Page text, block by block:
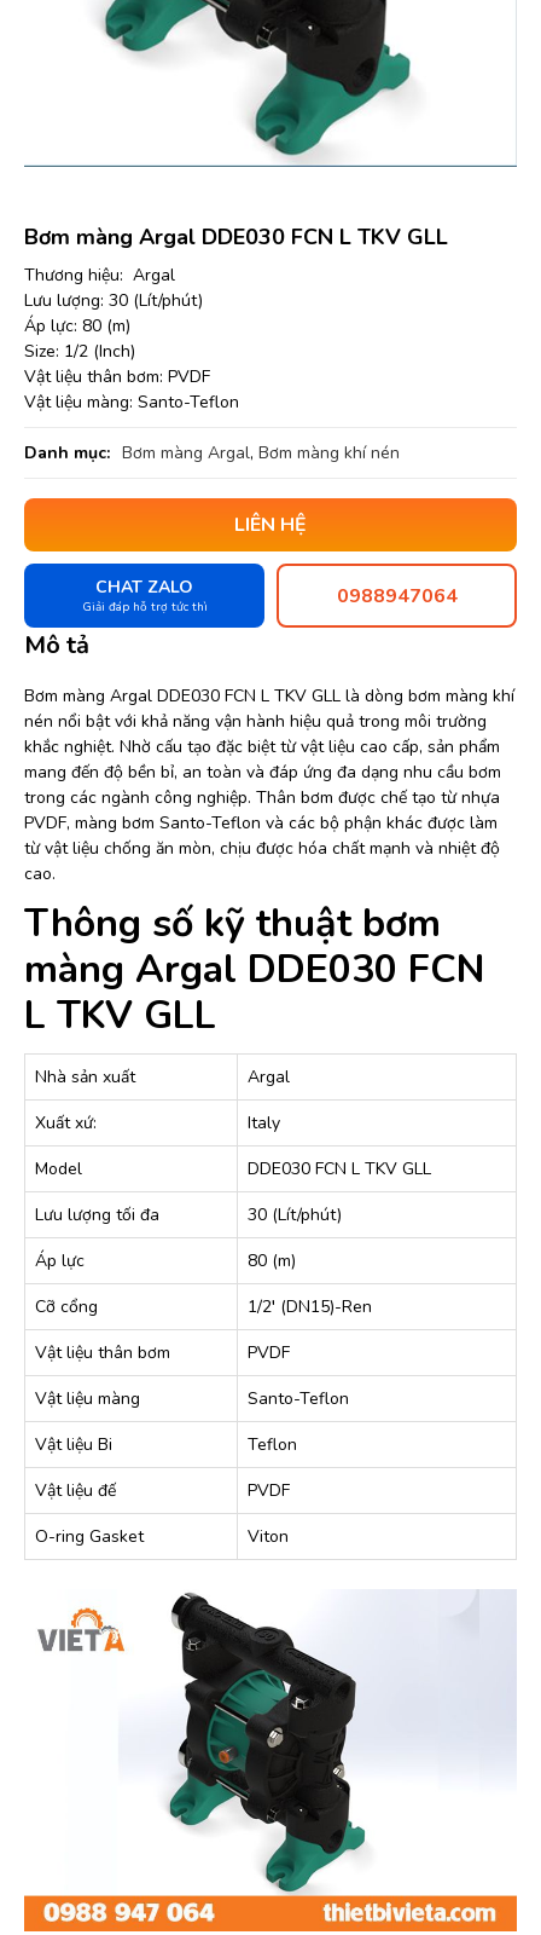
Bơm màng Argal DDE030 FCN L TKV GLL
Thương hiệu: Argal
Lưu lượng: 30 (Lít/phút)
Áp lực: 80 (m)
Size: 1/2 (Inch)
Vật liệu thân bơm: PVDF
Vật liệu màng: Santo-Teflon
Danh mục: Bơm màng Argal, Bơm màng khí nén
LIÊN HỆ
CHAT ZALO
Giải đáp hỗ trợ tức thì 0988947064
Mô tả
Bơm màng Argal DDE030 FCN L TKV GLL là dòng bơm màng khí
nén nổi bật với khả năng vận hành hiệu quả trong môi trường
khắc nghiệt. Nhờ cấu tạo đặc biệt từ vật liệu cao cấp, sản phẩm
mang đến độ bền bỉ, an toàn và đáp ứng đa dạng nhu cầu bơm
trong các ngành công nghiệp. Thân bơm được chế tạo từ nhựa
PVDF, màng bơm Santo-Teflon và các bộ phận khác được làm
từ vật liệu chống ăn mòn, chịu được hóa chất mạnh và nhiệt độ
cao.
Thông số kỹ thuật bơm
màng Argal DDE030 FCN
L TKV GLL
Nhà sản xuất
Argal
Xuất xứ:
Italy
Model
DDE030 FCN L TKV GLL
Lưu lượng tối đa
30 (Lít/phút)
Áp lực
80 (m)
Cỡ cổng
1/2′ (DN15)-Ren
Vật liệu thân bơm
PVDF
Vật liệu màng
Santo-Teflon
Vật liệu Bi
Teflon
Vật liệu đế
PVDF
O-ring Gasket
Viton